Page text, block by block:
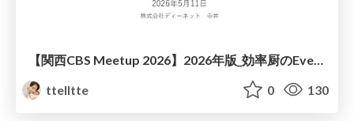
ttelltte
0 130